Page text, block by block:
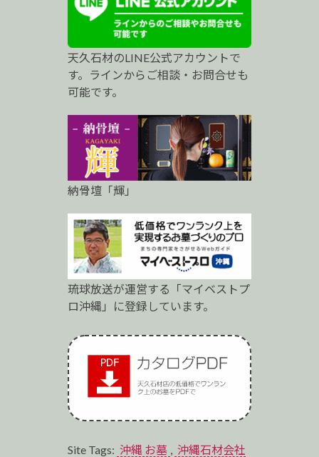
ト
ロ
天久石材のLINE公式アカウントで
す。ラインからご相談・お問合せも
可能です。
納骨壇「輝」
琉球放送が運営する「マイベストプ
ロ沖縄」に登録しています。
Site Tags: 沖縄 お墓 , 沖縄石材会社